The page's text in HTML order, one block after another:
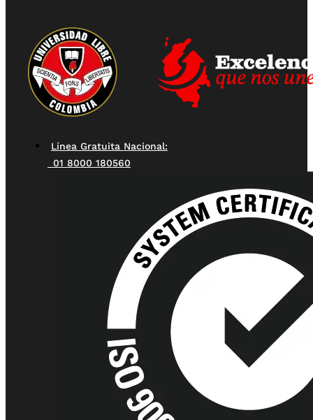
Línea Gratuita Nacional:
01 8000 180560